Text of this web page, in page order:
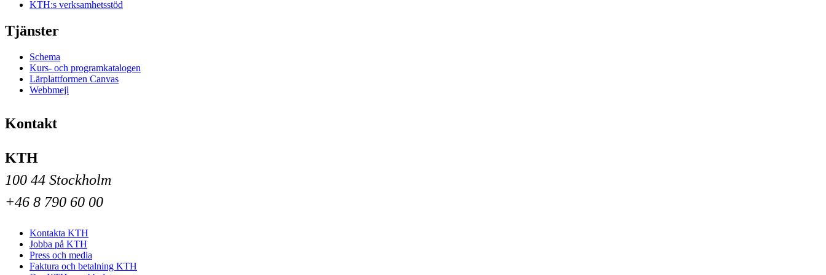
KTH:s verksamhetsstöd
Tjänster
Schema
Kurs- och programkatalogen
Lärplattformen Canvas
Webbmejl
Kontakt
KTH
100 44 Stockholm
+46 8 790 60 00
Kontakta KTH
Jobba på KTH
Press och media
Faktura och betalning KTH